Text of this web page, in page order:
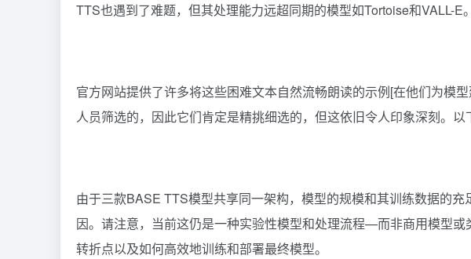
TTS也遇到了难题，但其处理能力远超同期的模型如Tortoise和VALL-E。
官方网站提供了许多将这些困难文本自然流畅朗读的示例[在他们为模
人员筛选的，因此它们肯定是精挑细选的，但这依旧令人印象深刻。以
由于三款BASE TTS模型共享同一架构，模型的规模和其训练数据的
因。请注意，当前这仍是一种实验性模型和处理流程—而非商用模型
转折点以及如何高效地训练和部署最终模型。